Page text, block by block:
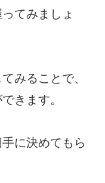
てみましょ
みることで、
きます。
に決めてもら